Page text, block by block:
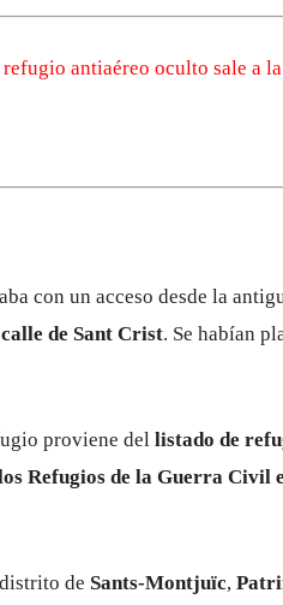
antiaéreo oculto sale a
con un acceso desde la
calle de Sant Crist. Se habían
proviene del listado de
Refugios de la Guerra Civil
de Sants-Montjuïc,